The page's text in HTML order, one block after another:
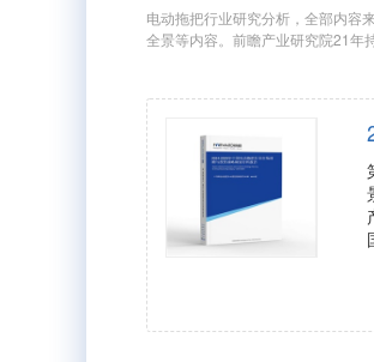
电动拖把行业研究分析，全部内容
全景等内容。前瞻产业研究院21年